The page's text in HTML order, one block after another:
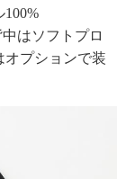
はソフトプロ
オプションで装